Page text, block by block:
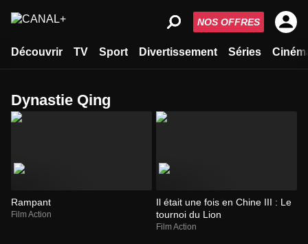
Découvrir TV Sport Divertissement Séries
NOS OFFRES
dynastie Qing
Rampant
Film Action
Il était une fois en Chine III : Le
tournoi du Lion
Film Action